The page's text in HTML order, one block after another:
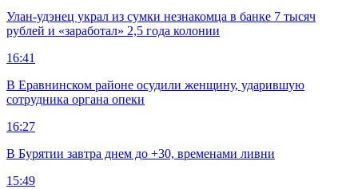
Улан-удэнец украл из сумки незнакомца в банке 7 тысяч
рублей и «заработал» 2,5 года колонии
16:41
В Еравнинском районе осудили женщину, ударившую
сотрудника органа опеки
16:27
В Бурятии завтра днем до +30, временами ливни
15:49